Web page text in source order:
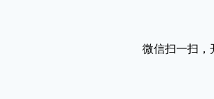
微信扫一扫，